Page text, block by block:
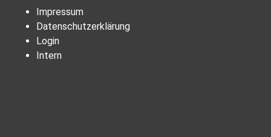
Impressum
Datenschutzerklärung
Login
Intern